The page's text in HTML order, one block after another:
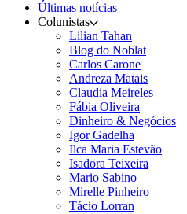
Últimas notícias
Colunistas
Lilian Tahan
Blog do Noblat
Carlos Carone
Andreza Matais
Claudia Meireles
Fábia Oliveira
Dinheiro & Negócios
Igor Gadelha
Ilca Maria Estevão
Isadora Teixeira
Mario Sabino
Mirelle Pinheiro
Tácio Lorran